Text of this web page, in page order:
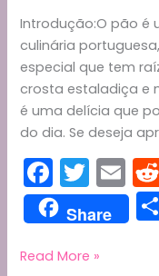
Introdução:O pão é
culinária
especial que tem
crosta estaladiça e
é uma delícia que
do dia. Se deseja
F
a
c
e
T
w
itt
er
E
m
ai
Share
Como
Read More »